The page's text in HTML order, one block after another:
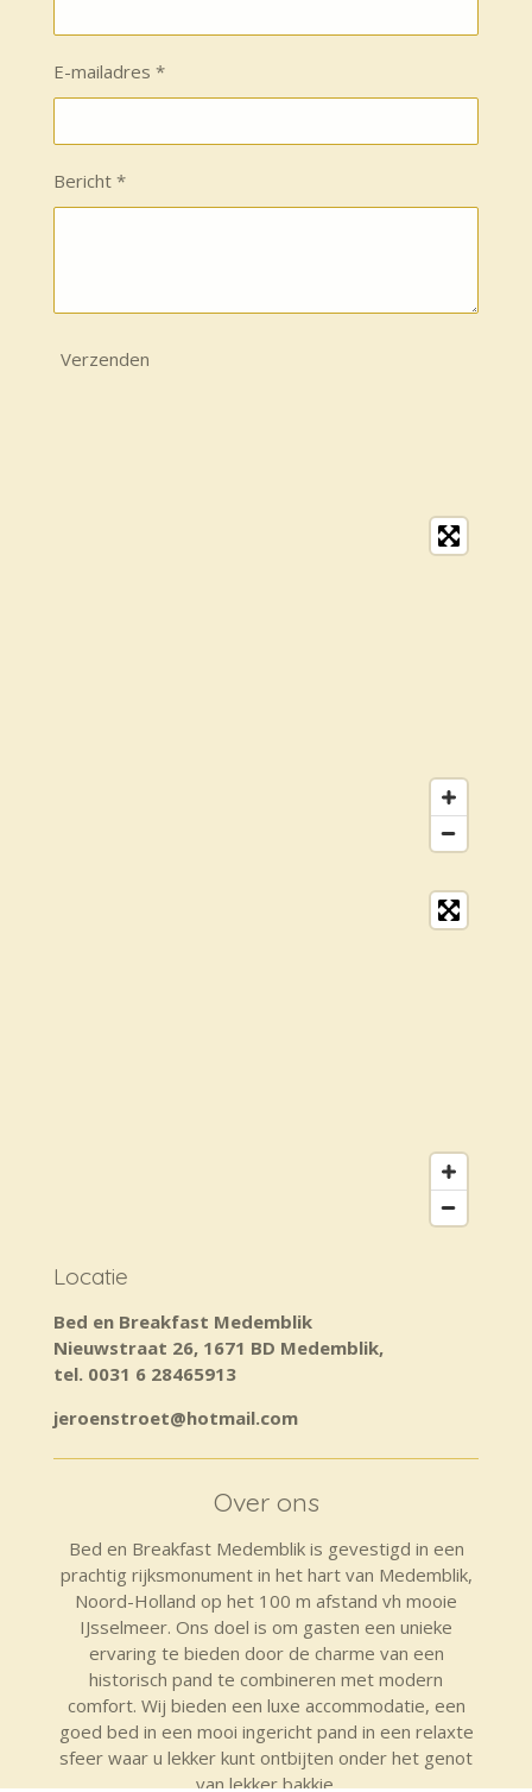
E-mailadres *
Bericht *
Verzenden
Locatie
Bed en Breakfast Medemblik
Nieuwstraat 26, 1671 BD Medemblik,
tel. 0031 6 28465913
jeroenstroet@hotmail.com
Over ons
Bed en Breakfast Medemblik is gevestigd in een
prachtig rijksmonument in het hart van Medemblik,
Noord-Holland op het 100 m afstand vh mooie
IJsselmeer. Ons doel is om gasten een unieke
ervaring te bieden door de charme van een
historisch pand te combineren met modern
comfort. Wij bieden een luxe accommodatie, een
goed bed in een mooi ingericht pand in een relaxte
sfeer waar u lekker kunt ontbijten onder het genot
van lekker bakkie.